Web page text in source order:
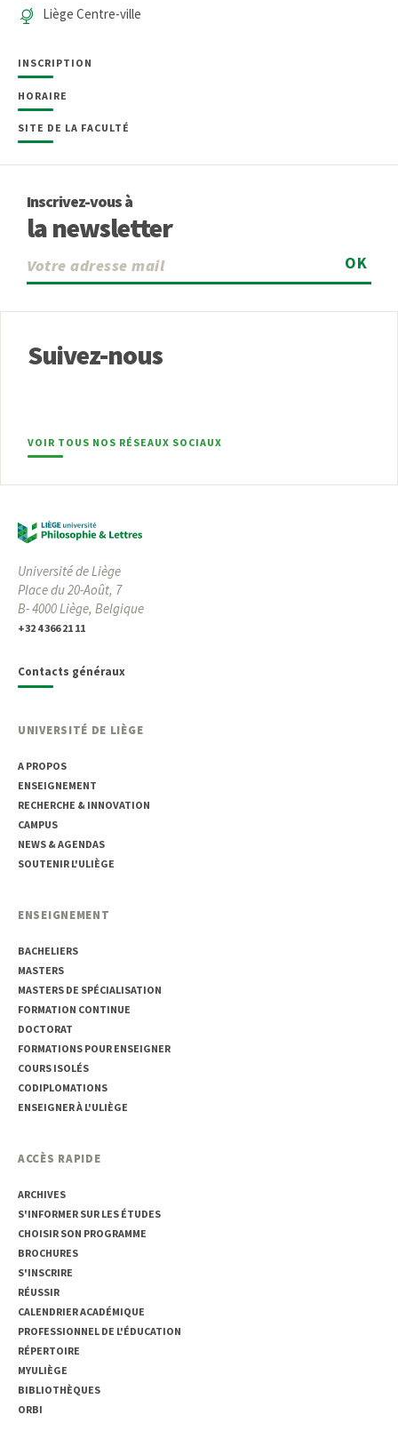
Liège Centre-ville
INSCRIPTION
HORAIRE
SITE DE LA FACULTÉ
Inscrivez-vous à
la newsletter
OK
Suivez-nous
VOIR TOUS NOS RÉSEAUX SOCIAUX
Université de Liège
Place du 20-Août, 7
B- 4000 Liège, Belgique
+32 4 366 21 11
Contacts généraux
UNIVERSITÉ DE LIÈGE
A PROPOS
ENSEIGNEMENT
RECHERCHE & INNOVATION
CAMPUS
NEWS & AGENDAS
SOUTENIR L'ULIÈGE
ENSEIGNEMENT
BACHELIERS
MASTERS
MASTERS DE SPÉCIALISATION
FORMATION CONTINUE
DOCTORAT
FORMATIONS POUR ENSEIGNER
COURS ISOLÉS
CODIPLOMATIONS
ENSEIGNER À L'ULIÈGE
ACCÈS RAPIDE
ARCHIVES
S'INFORMER SUR LES ÉTUDES
CHOISIR SON PROGRAMME
BROCHURES
S'INSCRIRE
RÉUSSIR
CALENDRIER ACADÉMIQUE
PROFESSIONNEL DE L'ÉDUCATION
RÉPERTOIRE
MYULIÈGE
BIBLIOTHÈQUES
ORBI